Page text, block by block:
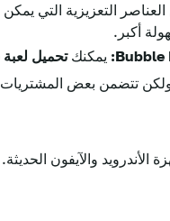
العناصر التعزيزية التي
أكبر.
يمكنكتحميل لعبة Bubble Pop Origin! Puzzle Game
ولكن تتضمن بعض
الأندرويد والآيفون